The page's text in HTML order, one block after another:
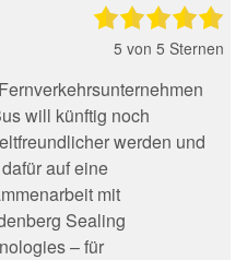
5 von 5 Sternen
will künftig noch
werden und
auf eine
mit
Sealing
– für